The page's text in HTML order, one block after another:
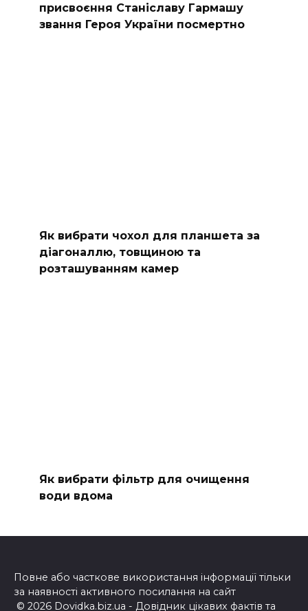
присвоєння Станіславу Гармашу
звання Героя України посмертно
Як вибрати чохол для планшета за
діагоналлю, товщиною та
розташуванням камер
Як вибрати фільтр для очищення
води вдома
Повне або часткове використання інформації тільки
за наявності активного посилання на сайт
© 2026 Dovidka.biz.ua - Довідник цікавих фактів та